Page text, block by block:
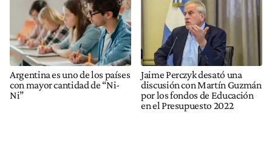
Argentina es uno de los países
con mayor cantidad de “Ni-
Ni”
Jaime Perczyk desató una
discusión con Martín Guzmán
por los fondos de Educación
en el Presupuesto 2022